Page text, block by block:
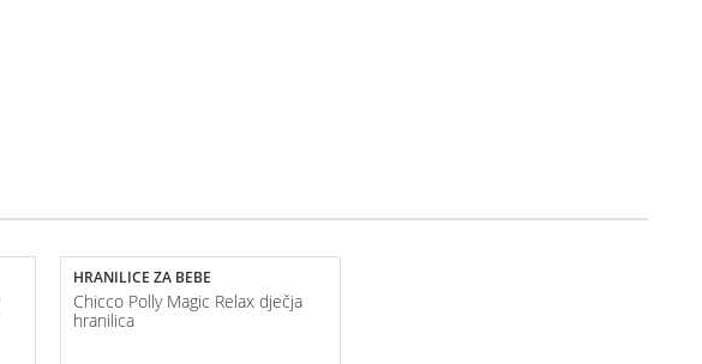
HRANILICE ZA BEBE
Chicco Polly Magic Relax dječja
hranilica